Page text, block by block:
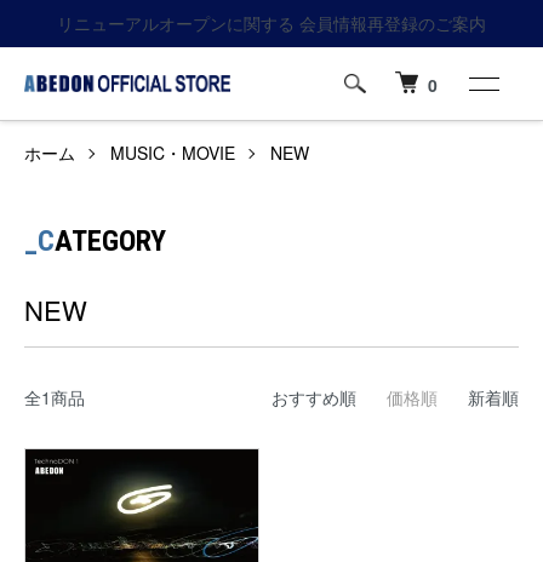
リニューアルオープンに関する 会員情報再登録のご案内
0
ホーム MUSIC・MOVIE NEW
_CATEGORY
NEW
全1商品 おすすめ順 価格順 新着順